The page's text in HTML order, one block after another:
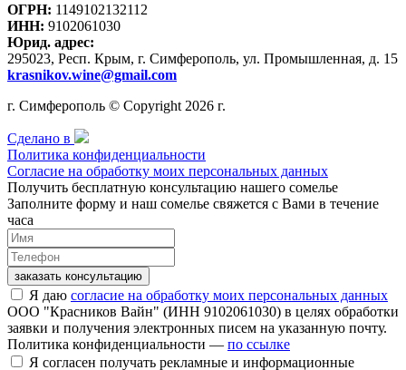
ОГРН: 1149102132112
ИНН: 9102061030
Юрид. адрес:
295023, Респ. Крым, г. Симферополь, ул. Промышленная, д. 15
krasnikov.wine@gmail.com
г. Симферополь © Copyright 2026 г.
Сделано в
Политика конфиденциальности
Согласие на обработку моих персональных данных
Получить бесплатную консультацию нашего сомелье
Заполните форму и наш сомелье свяжется с Вами в течение
часа
заказать консультацию
Я даю согласие на обработку моих персональных данных
ООО "Красников Вайн" (ИНН 9102061030) в целях обработки
заявки и получения электронных писем на указанную почту.
Политика конфиденциальности — по ссылке
Я согласен получать рекламные и информационные